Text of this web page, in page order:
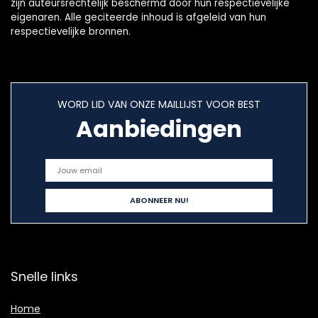
zijn auteursrechtelijk beschermd door hun respectievelijke
eigenaren. Alle geciteerde inhoud is afgeleid van hun
respectievelijke bronnen.
WORD LID VAN ONZE MAILLIJST VOOR BEST
Aanbiedingen
Snelle links
Home